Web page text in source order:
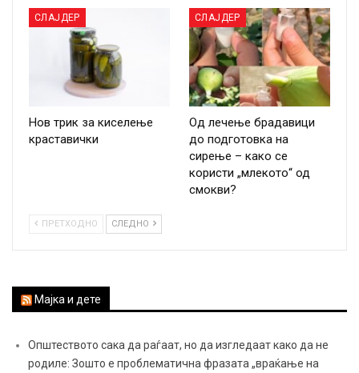
СЛАЈДЕР
Нов трик за киселење
краставички
СЛАЈДЕР
Од лечење брадавици
до подготовка на
сирење – како се
користи „млекото“ од
смокви?
ПРЕТХОДНО СЛЕДНО
Мајка и дете
Општеството сака да раѓаат, но да изгледаат како да не
родиле: Зошто е проблематична фразата „враќање на